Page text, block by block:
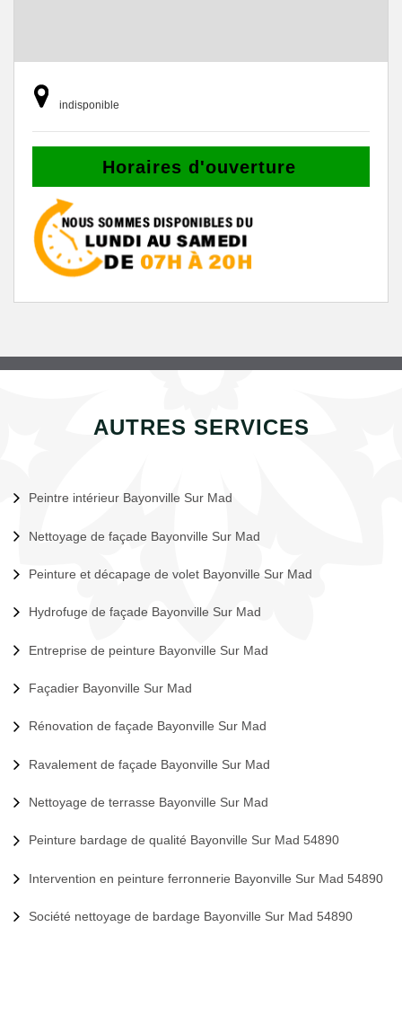
indisponible
Horaires d'ouverture
AUTRES SERVICES
Peintre intérieur Bayonville Sur Mad
Nettoyage de façade Bayonville Sur Mad
Peinture et décapage de volet Bayonville Sur Mad
Hydrofuge de façade Bayonville Sur Mad
Entreprise de peinture Bayonville Sur Mad
Façadier Bayonville Sur Mad
Rénovation de façade Bayonville Sur Mad
Ravalement de façade Bayonville Sur Mad
Nettoyage de terrasse Bayonville Sur Mad
Peinture bardage de qualité Bayonville Sur Mad 54890
Intervention en peinture ferronnerie Bayonville Sur Mad 54890
Société nettoyage de bardage Bayonville Sur Mad 54890